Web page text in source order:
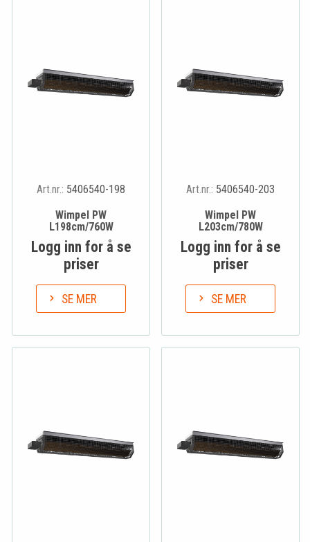
Art.nr.: 5406540-198
Wimpel PW
L198cm/760W
Logg inn for å se
priser
SE MER
Art.nr.: 5406540-203
Wimpel PW
L203cm/780W
Logg inn for å se
priser
SE MER